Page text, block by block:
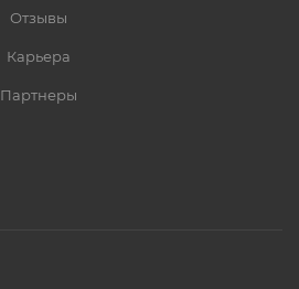
Отзывы
Карьера
Партнеры